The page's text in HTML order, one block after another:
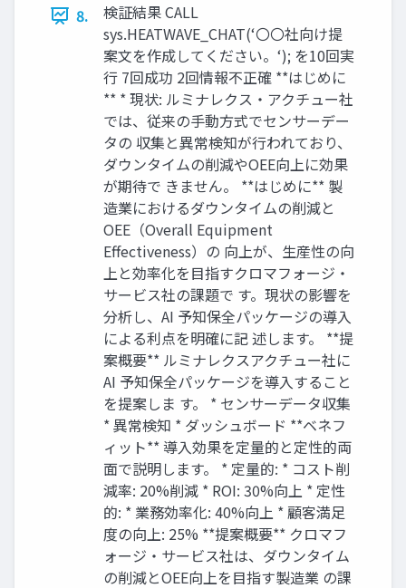
8.
検証結果 CALL
sys.HEATWAVE_CHAT(‘〇〇社向け提
案文を作成してください。‘); を10回実
行 7回成功 2回情報不正確 **はじめに
** * 現状: ルミナレクス・アクチュー社
では、従来の手動方式でセンサーデー
タの 収集と異常検知が行われており、
ダウンタイムの削減やOEE向上に効果
が期待で きません。 **はじめに** 製
造業におけるダウンタイムの削減と
OEE（Overall Equipment
Effectiveness）の 向上が、生産性の向
上と効率化を目指すクロマフォージ・
サービス社の課題で す。現状の影響を
分析し、AI 予知保全パッケージの導入
による利点を明確に記 述します。 **提
案概要** ルミナレクスアクチュー社に
AI 予知保全パッケージを導入すること
を提案しま す。 * センサーデータ収集
* 異常検知 * ダッシュボード **ベネフ
ィット** 導入効果を定量的と定性的両
面で説明します。 * 定量的: * コスト削
減率: 20%削減 * ROI: 30%向上 * 定性
的: * 業務効率化: 40%向上 * 顧客満足
度の向上: 25% **提案概要** クロマフ
ォージ・サービス社は、ダウンタイム
の削減とOEE向上を目指す製造業 の課